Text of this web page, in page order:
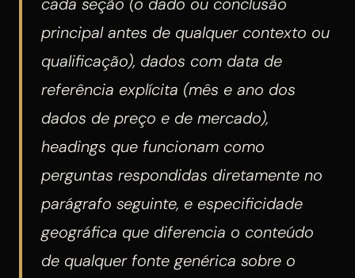
principal antes de qualquer contexto ou
qualificação), dados com data de
referência explícita (mês e ano dos
dados de preço e de mercado),
headings que funcionam como
perguntas respondidas diretamente no
parágrafo seguinte, e especificidade
geográfica que diferencia o conteúdo
de qualquer fonte genérica sobre o